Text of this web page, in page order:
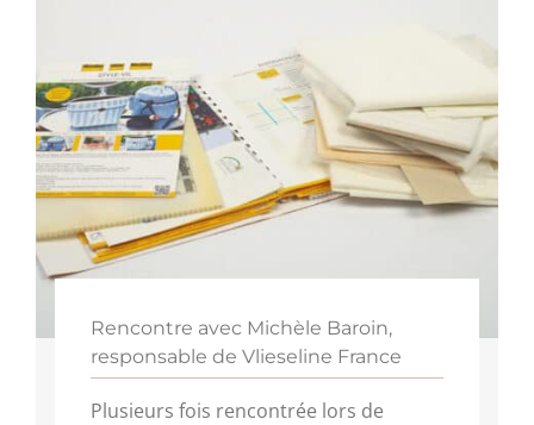
Rencontre avec Michèle Baroin,
responsable de Vlieseline France
Plusieurs fois rencontrée lors de